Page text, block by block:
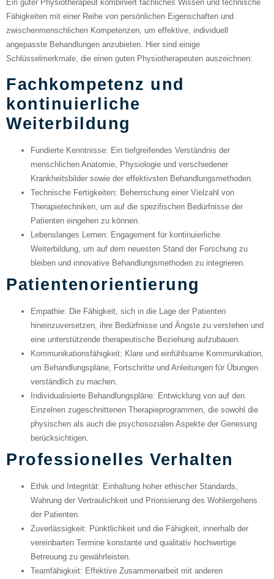
Ein guter Physiotherapeut kombiniert fachliches Wissen und technische
Fähigkeiten mit einer Reihe von persönlichen Eigenschaften und
zwischenmenschlichen Kompetenzen, um effektive, individuell
angepasste Behandlungen anzubieten. Hier sind einige
Schlüsselmerkmale, die einen guten Physiotherapeuten auszeichnen:
Fachkompetenz und
kontinuierliche
Weiterbildung
Fundierte Kenntnisse: Ein tiefgreifendes Verständnis der
menschlichen Anatomie, Physiologie und verschiedener
Krankheitsbilder sowie der effektivsten Behandlungsmethoden.
Technische Fertigkeiten: Beherrschung einer Vielzahl von
Therapietechniken, um auf die spezifischen Bedürfnisse der
Patienten eingehen zu können.
Lebenslanges Lernen: Engagement für kontinuierliche
Weiterbildung, um auf dem neuesten Stand der Forschung zu
bleiben und innovative Behandlungsmethoden zu integrieren.
Patientenorientierung
Empathie: Die Fähigkeit, sich in die Lage der Patienten
hineinzuversetzen, ihre Bedürfnisse und Ängste zu verstehen und
eine unterstützende therapeutische Beziehung aufzubauen.
Kommunikationsfähigkeit: Klare und einfühlsame Kommunikation,
um Behandlungspläne, Fortschritte und Anleitungen für Übungen
verständlich zu machen.
Individualisierte Behandlungspläne: Entwicklung von auf den
Einzelnen zugeschnittenen Therapieprogrammen, die sowohl die
physischen als auch die psychosozialen Aspekte der Genesung
berücksichtigen.
Professionelles Verhalten
Ethik und Integrität: Einhaltung hoher ethischer Standards,
Wahrung der Vertraulichkeit und Priorisierung des Wohlergehens
der Patienten.
Zuverlässigkeit: Pünktlichkeit und die Fähigkeit, innerhalb der
vereinbarten Termine konstante und qualitativ hochwertige
Betreuung zu gewährleisten.
Teamfähigkeit: Effektive Zusammenarbeit mit anderen